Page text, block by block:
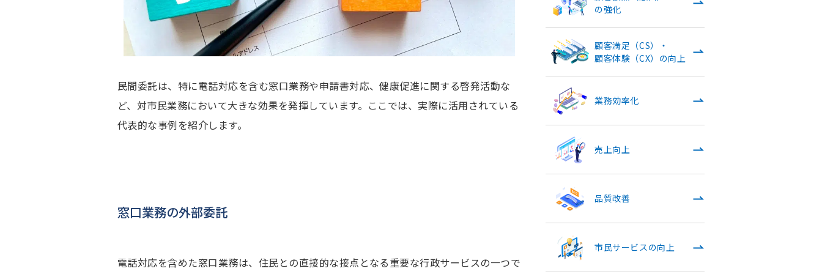
民間委託は、特に電話対応を含む窓口業務や申請書対応、健康促進に関する啓発活動な
ど、対市民業務において大きな効果を発揮しています。ここでは、実際に活用されている
代表的な事例を紹介します。
窓口業務の外部委託
電話対応を含めた窓口業務は、住民との直接的な接点となる重要な行政サービスの一つで
の強化
顧客満足（CS）・
顧客体験（CX）の向上
業務効率化
売上向上
品質改善
市民サービスの向上